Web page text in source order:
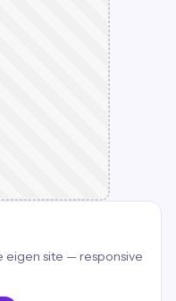
eigen site — responsive